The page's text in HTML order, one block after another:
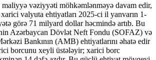
maliyyə vəziyyəti möhkəmlənməyə davam edir,
valyuta ehtiyatları 2025-ci il yanvarın 1-
görə 71 milyard dollar həcmində artıb. Bu
Azərbaycan Dövlət Neft Fondu (SOFAZ) və
Bankının (AMB) ehtiyatlarını əhatə edir
borcunu xeyli üstələyir; xarici borc